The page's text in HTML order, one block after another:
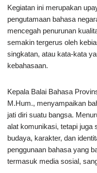
Kegiatan ini merupakan
pengutamaan bahasa
mencegah penurunan
semakin tergerus oleh
singkatan, atau kata-kata
kebahasaan.
Kepala Balai Bahasa
M.Hum., menyampaikan
jati diri suatu bangsa.
alat komunikasi, tetapi juga
budaya, karakter, dan
penggunaan bahasa yang
termasuk media sosial,